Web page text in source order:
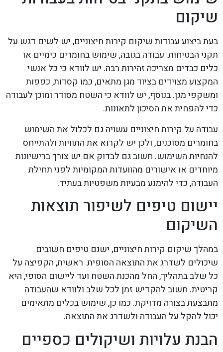
שיקום
בעת ביצוע עבודות שיקום קירות חיצוניים, יש לשים דגש על
תקני הבטיחות. עבודה בגובה, שימוש בחומרים כימיים או
כלים כבדים מצריכה זהירות רבה. יש לוודא כי כל אנשי
המקצוע מצוידים בציוד מגן מתאים, כמו קסדות, כפפות
ומשקפי מגן. בנוסף, יש לוודא כי השטח מסודר ומוכן לעבודה
כדי להפחית את הסיכון לתאונות.
עבודה על קירות חיצוניים עשויה גם לכלול את השימוש
בחומרים מסוכנים, ולכן יש לקרוא את התוויות ולהתייחס
להנחיות השימוש. חשוב גם לבדוק אם יש צורך ברישיונות
מיוחדים או אישורים מהוועדות המקומיות לפני תחילת
העבודה, כדי להימנע מבעיות משפטיות בעתיד.
יישום טיפים לשיפור תוצאות
השיקום
במהלך שיקום קירות חיצוניים, ישנם טיפים חשובים
שיכולים לשדרג את התוצאה הסופית. ראשית, הקפיצה על
כל שלב בתהליך, החל מהכנת השטח ועד ליישום הסופי, היא
קריטית. חשוב להקדיש זמן לכל שלב ולוודא שהעבודה
מתבצעת בצורה מדויקת. כמו כן, שימוש בכלים מתאימים
יכול להקל על העבודה ולשדרג את התוצאה.
הבנת עלויות ושיקולים כספיים